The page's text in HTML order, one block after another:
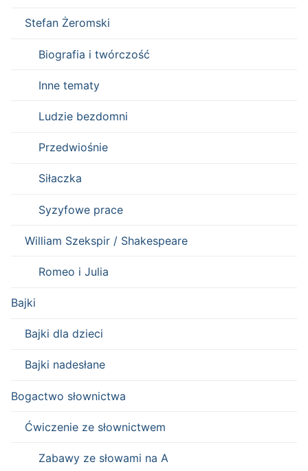
Stefan Żeromski
Biografia i twórczość
Inne tematy
Ludzie bezdomni
Przedwiośnie
Siłaczka
Syzyfowe prace
William Szekspir / Shakespeare
Romeo i Julia
Bajki
Bajki dla dzieci
Bajki nadesłane
Bogactwo słownictwa
Ćwiczenie ze słownictwem
Zabawy ze słowami na A